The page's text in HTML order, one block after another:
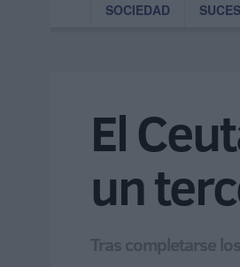
SOCIEDAD
El
un
Tras completarse